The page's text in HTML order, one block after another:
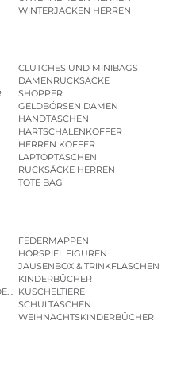
WINTERJACKEN HERREN
CLUTCHES UND MINIBAGS
DAMENRUCKSÄCKE
SHOPPER
GELDBÖRSEN DAMEN
HANDTASCHEN
HARTSCHALENKOFFER
HERREN KOFFER
LAPTOPTASCHEN
RUCKSÄCKE HERREN
TOTE BAG
FEDERMAPPEN
HÖRSPIEL FIGUREN
JAUSENBOX & TRINKFLASCHEN
KINDERBÜCHER
KUSCHELTIERE
SCHULTASCHEN
WEIHNACHTSKINDERBÜCHER